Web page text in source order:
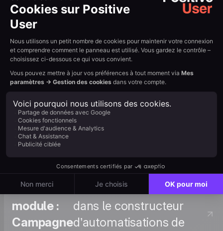
guide →
Comment
envoyer un
SMS à un
seul
utilisateur
: Envoyez un SMS
direct à un contact
individuel depuis son
profil. Voir le tutoriel
→
Guide du
module :
Campagne
: Référence détaillée du
module d’action SMS
dans le constructeur
d’automatisations de